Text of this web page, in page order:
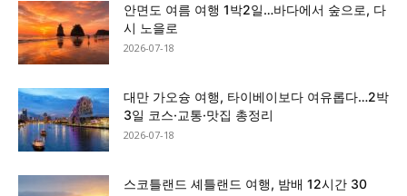
안면도 여름 여행 1박2일…바다에서 숲으로, 다
시 노을로
2026-07-18
대만 가오슝 여행, 타이베이보다 여유롭다…2박
3일 코스·교통·맛집 총정리
2026-07-18
스코틀랜드 셰틀랜드 여행, 밤배 12시간 30